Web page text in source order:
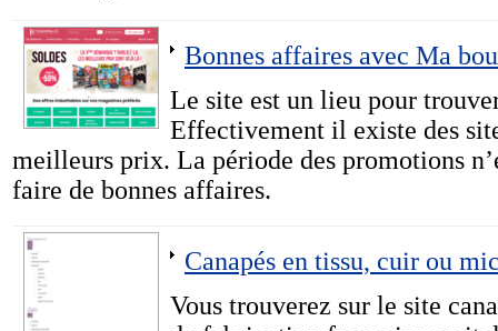
Bonnes affaires avec Ma
Le site est un lieu pour
Effectivement il existe des
meilleurs prix. La période des promotions
faire de bonnes affaires.
Canapés en tissu, cuir ou
Vous trouverez sur le site